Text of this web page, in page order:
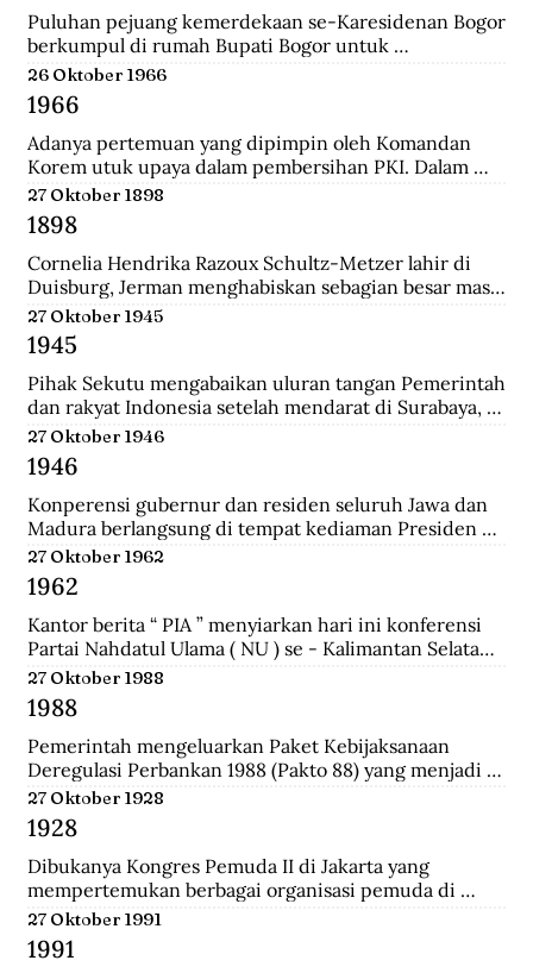
Puluhan pejuang kemerdekaan se-Karesidenan Bogor
berkumpul di rumah Bupati Bogor untuk
menyepakati gedung di Jalan Cikeumeuh sebagai
Museum Perjoangan.
26 Oktober 1966
1966
Adanya pertemuan yang dipimpin oleh Komandan
Korem utuk upaya dalam pembersihan PKI. Dalam
pertemuan ini mengubah jumlah wakil dari kedua
golongan yakni 27 dari Golongan Politik dan 21 dari
Golongan Karya.
27 Oktober 1898
1898
Cornelia Hendrika Razoux Schultz-Metzer lahir di
Duisburg, Jerman menghabiskan sebagian besar masa
kecilnya di Arnhem. Dia mengenyam pendidikan di
Kweekschool untuk menjadi guru. Keputusan
Pemerintah Kolonial untuk mengangkat Cornelia
sebagai anggota Dewan Rakyat memancing protes
para perempuan Indonesia.  Para perempuan
menginginkan seorang wakil perempuan Indonesia di
Volksraad. Tapi alih-alih memilih perempuan
Indonesia, pemerintah Belanda menunjuk seorang
perempuan Belanda yang aktif di organisasi
perempuan sayap IEV.
27 Oktober 1945
1945
Pihak Sekutu mengabaikan uluran tangan Pemerintah
dan rakyat Indonesia setelah mendarat di Surabaya,
dan menyerbu penjara Republik untuk membebaskan
perwira-perwira Sekutu dan pegawai RAPWI (Relief
of Allied Prisoners of War and Internees) yang
ditawan Republik.
27 Oktober 1946
1946
Konperensi gubernur dan residen seluruh Jawa dan
Madura berlangsung di tempat kediaman Presiden
Sukarno hari ini di Yogyakarta. Konperensi
membicarakan masalah kerjasama yang lebih erat
antara pemerintah dan pihak swasta.a setelah
mendarat di Surabaya, dan menyerbu penjara
Republik untuk membebaskan perwira-perwira
Sekutu dan pegawai RAPWI (Relief of Allied Prisoners
of War and Internees) yang ditawan Republik.
27 Oktober 1962
1962
Kantor berita “ PIA ” menyiarkan hari ini konferensi
Partai Nahdatul Ulama ( NU ) se - Kalimantan Selatan
meminta kepada Presiden Sukarno supaya mengubah
status Keadaan Darurat Militer menjadi Keadaan
Darurat Sipil di Kalsel.
27 Oktober 1988
1988
Pemerintah mengeluarkan Paket Kebijaksanaan
Deregulasi Perbankan 1988 (Pakto 88) yang menjadi
titik balik dari berbagai kebijaksanaan penertiban
perbankan 1971-1972. Salah satu fundamental dalam
dalam Pakto 88 adalah perijinan untuk bank devisa
yang hanya mensyaratkan tingkat kesehatan dan aset
bank telah mencapai minimal Rp. 100 juta.
27 Oktober 1928
1928
Dibukanya Kongres Pemuda II di Jakarta yang
mempertemukan berbagai organisasi pemuda di
seluruh Hindia Belanda. Dari kongres ini melahirkan
Sumpah Pemuda.
27 Oktober 1991
1991